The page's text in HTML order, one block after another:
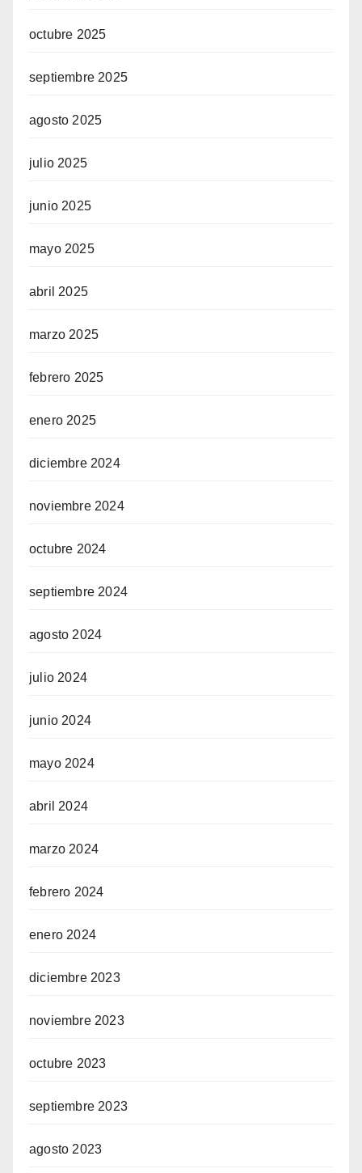
octubre 2025
septiembre 2025
agosto 2025
julio 2025
junio 2025
mayo 2025
abril 2025
marzo 2025
febrero 2025
enero 2025
diciembre 2024
noviembre 2024
octubre 2024
septiembre 2024
agosto 2024
julio 2024
junio 2024
mayo 2024
abril 2024
marzo 2024
febrero 2024
enero 2024
diciembre 2023
noviembre 2023
octubre 2023
septiembre 2023
agosto 2023